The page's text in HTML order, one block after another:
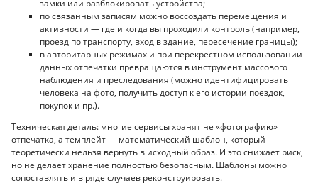
замки или разблокировать устройства;
по связанным записям можно воссоздать перемещения и
активности — где и когда вы проходили контроль (например,
проезд по транспорту, вход в здание, пересечение границы);
в авторитарных режимах и при перекрёстном использовании
данных отпечатки превращаются в инструмент массового
наблюдения и преследования (можно идентифицировать
человека на фото, получить доступ к его истории поездок,
покупок и пр.).
Техническая деталь: многие сервисы хранят не «фотографию»
отпечатка, а темплейт — математический шаблон, который
теоретически нельзя вернуть в исходный образ. И это снижает риск,
но не делает хранение полностью безопасным. Шаблоны можно
сопоставлять и в ряде случаев реконструировать.